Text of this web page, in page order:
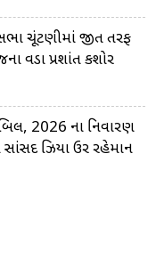
ચૂંટણીમાં જીત તરફ
પ્રશાંત કિશોર
બિલ, 2026 ના નિવારણ
સાંસદ ઝિયા ઉર રહેમાન